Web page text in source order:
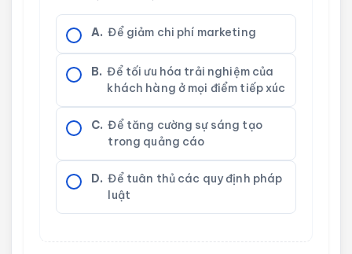
A. Để giảm chi phí marketing
B. Để tối ưu hóa trải nghiệm của
khách hàng ở mọi điểm tiếp xúc
C. Để tăng cường sự sáng tạo
trong quảng cáo
D. Để tuân thủ các quy định pháp
luật